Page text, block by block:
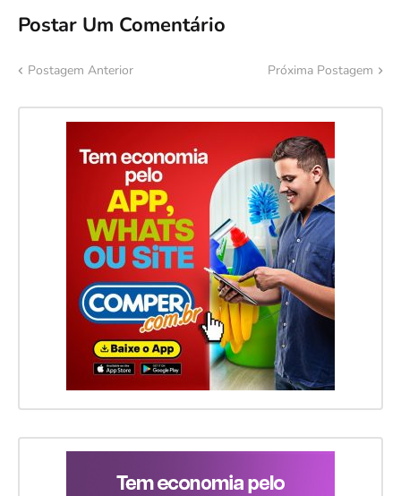
Postar Um Comentário
Postagem Anterior Próxima Postagem